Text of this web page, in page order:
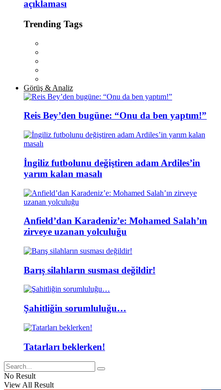
açıklaması
Trending Tags
Görüş & Analiz
Reis Bey’den bugüne: “Onu da ben yaptım!”
İngiliz futbolunu değiştiren adam Ardiles’in
yarım kalan masalı
Anfield’dan Karadeniz’e: Mohamed Salah’ın
zirveye uzanan yolculuğu
Barış silahların susması değildir!
Şahitliğin sorumluluğu…
Tatarları beklerken!
No Result
View All Result